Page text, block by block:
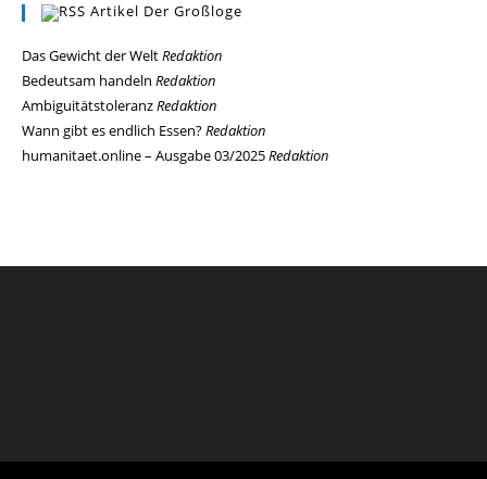
Artikel Der Großloge
Das Gewicht der WeltRedaktion
Bedeutsam handeln Redaktion
AmbiguitätstoleranzRedaktion
Wann gibt es endlich Essen?Redaktion
humanitaet.online – Ausgabe 03/2025Redaktion